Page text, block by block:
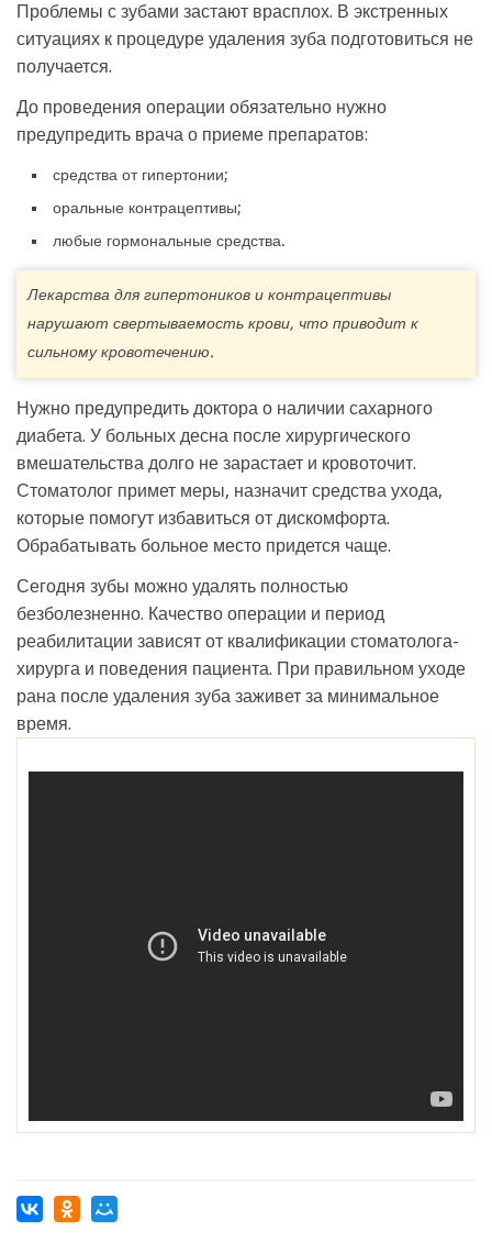
Проблемы с зубами застают врасплох. В экстренных
ситуациях к процедуре удаления зуба подготовиться не
получается.
До проведения операции обязательно нужно
предупредить врача о приеме препаратов:
средства от гипертонии;
оральные контрацептивы;
любые гормональные средства.
Лекарства для гипертоников и контрацептивы
нарушают свертываемость крови, что приводит к
сильному кровотечению.
Нужно предупредить доктора о наличии сахарного
диабета. У больных десна после хирургического
вмешательства долго не зарастает и кровоточит.
Стоматолог примет меры, назначит средства ухода,
которые помогут избавиться от дискомфорта.
Обрабатывать больное место придется чаще.
Сегодня зубы можно удалять полностью
безболезненно. Качество операции и период
реабилитации зависят от квалификации стоматолога-
хирурга и поведения пациента. При правильном уходе
рана после удаления зуба заживет за минимальное
время.